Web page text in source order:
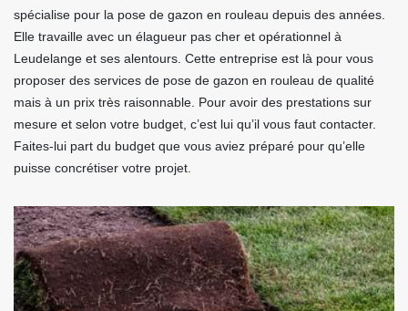
spécialise pour la pose de gazon en rouleau depuis des années.
Elle travaille avec un élagueur pas cher et opérationnel à
Leudelange et ses alentours. Cette entreprise est là pour vous
proposer des services de pose de gazon en rouleau de qualité
mais à un prix très raisonnable. Pour avoir des prestations sur
mesure et selon votre budget, c’est lui qu’il vous faut contacter.
Faites-lui part du budget que vous aviez préparé pour qu’elle
puisse concrétiser votre projet.